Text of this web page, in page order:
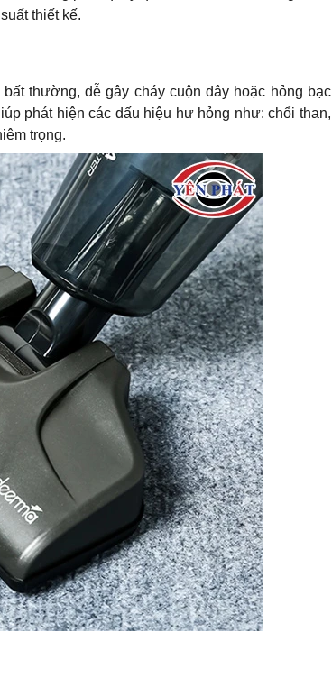
thiết kế.
thường, dễ gây cháy cuộn dây hoặc hỏng bạc
phát hiện các dấu hiệu hư hỏng như: chổi than,
trọng.